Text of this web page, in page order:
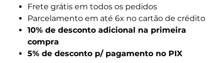
Frete grátis em todos os pedidos
Parcelamento em até 6x no cartão de crédito
10% de desconto adicional na primeira
compra
5% de desconto p/ pagamento no PIX